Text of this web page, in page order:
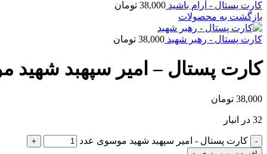
کارت پستال - آرام باشید 38,000 تومان
بازگشت به محصولات
کارت پستال - رهبر شهید 38,000 تومان
کارت پستال – امیر سپهبد شهید
38,000 تومان
32 در انبار
کارت پستال - امیر سپهبد شهید موسوی عدد